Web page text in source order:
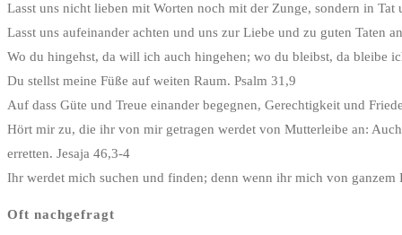
Lasst uns nicht lieben mit Worten noch mit der Zunge, sondern in Tat
Lasst uns aufeinander achten und uns zur Liebe und zu guten Taten
Wo du hingehst, da will ich auch hingehen; wo du bleibst, da bleibe
Du stellst meine Füße auf weiten Raum. Psalm 31,9
Auf dass Güte und Treue einander begegnen, Gerechtigkeit und
Hört mir zu, die ihr von mir getragen werdet von Mutterleibe an:
erretten. Jesaja 46,3-4
Ihr werdet mich suchen und finden; denn wenn ihr mich von
Oft nachgefragt